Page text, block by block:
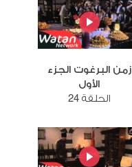
زمن البرغوت الجزء
الأول
الحلقة 24